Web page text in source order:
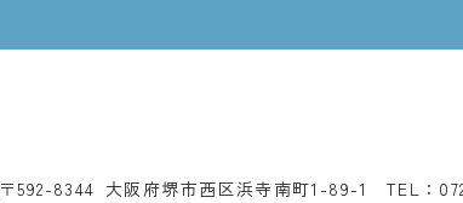
〒592-8344 大阪府堺市西区浜寺南町1-89-1
TEL：